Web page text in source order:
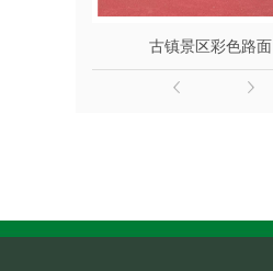
古镇景区彩色路面